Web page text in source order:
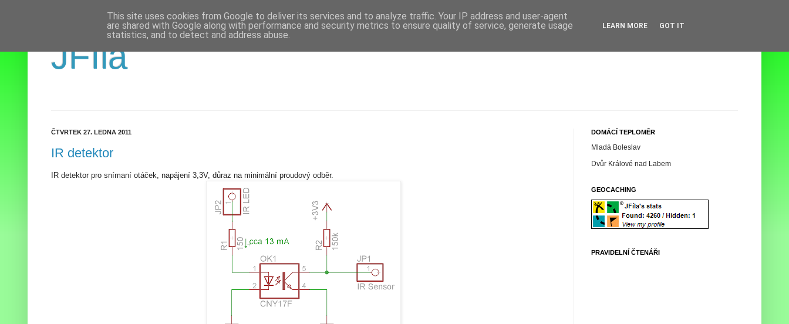
JFíla
ČTVRTEK 27. LEDNA 2011
IR detektor
IR detektor pro snímaní otáček, napájení 3,3V, důraz na minimální proudový odběr.
DOMÁCÍ TEPLOMĚR
Mladá Boleslav
Dvůr Králové nad Labem
GEOCACHING
PRAVIDELNÍ ČTENÁŘI
This site uses cookies from Google to deliver its services and to analyze traffic. Your IP address and user-agent
are shared with Google along with performance and security metrics to ensure quality of service, generate usage
statistics, and to detect and address abuse.
LEARN MORE GOT IT